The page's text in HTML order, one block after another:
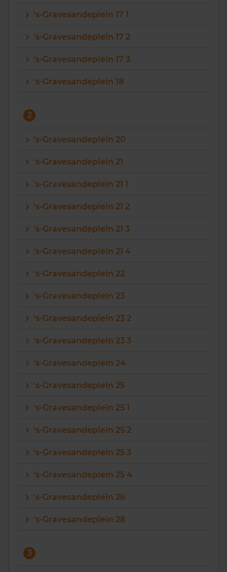
's-Gravesandeplein 17 1
's-Gravesandeplein 17 2
's-Gravesandeplein 17 3
's-Gravesandeplein 18
2
's-Gravesandeplein 20
's-Gravesandeplein 21
's-Gravesandeplein 21 1
's-Gravesandeplein 21 2
's-Gravesandeplein 21 3
's-Gravesandeplein 21 4
's-Gravesandeplein 22
's-Gravesandeplein 23
's-Gravesandeplein 23 2
's-Gravesandeplein 23 3
's-Gravesandeplein 24
's-Gravesandeplein 25
's-Gravesandeplein 25 1
's-Gravesandeplein 25 2
's-Gravesandeplein 25 3
's-Gravesandeplein 25 4
's-Gravesandeplein 26
's-Gravesandeplein 28
3